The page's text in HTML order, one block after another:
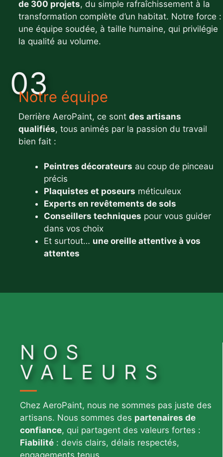
de 300 projets, du simple rafraîchissement à la
transformation complète d’un habitat. Notre force :
une équipe soudée, à taille humaine, qui privilégie
la qualité au volume.
03
Notre équipe
Derrière AeroPaint, ce sont des artisans
qualifiés, tous animés par la passion du travail
bien fait :
Peintres décorateurs au coup de pinceau
précis
Plaquistes et poseurs méticuleux
Experts en revêtements de sols
Conseillers techniques pour vous guider
dans vos choix
Et surtout… une oreille attentive à vos
attentes
NOS
VALEURS
Chez AeroPaint, nous ne sommes pas juste des
artisans. Nous sommes des partenaires de
confiance, qui partagent des valeurs fortes :
Fiabilité : devis clairs, délais respectés,
engagements tenus